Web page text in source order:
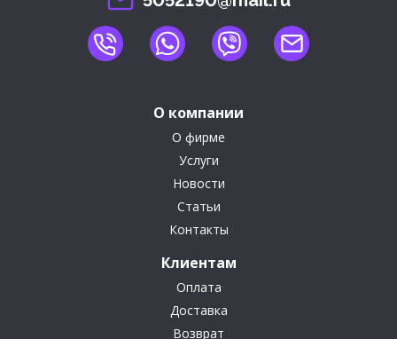
О компании
О фирме
Услуги
Новости
Статьи
Контакты
Клиентам
Оплата
Доставка
Возврат